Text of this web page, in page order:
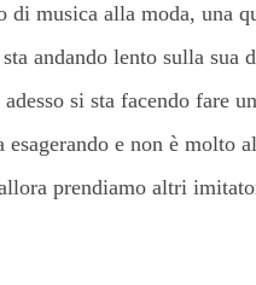
musica alla moda, una
andando lento sulla sua
si sta facendo fare
e non è molto
prendiamo altri